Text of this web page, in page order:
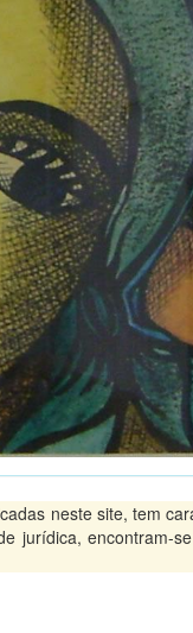
neste site, tem
jurídica, encontram-